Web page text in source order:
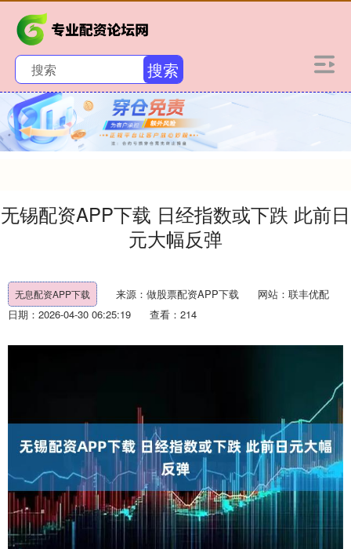
搜索
无锡配资APP下载 日经指数或下跌 此前日
元大幅反弹
无息配资APP下载 来源：做股票配资APP下载
网站：联丰优配
日期：2026-04-30 06:25:19
查看：214